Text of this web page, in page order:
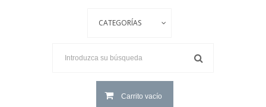
Carrito vacío